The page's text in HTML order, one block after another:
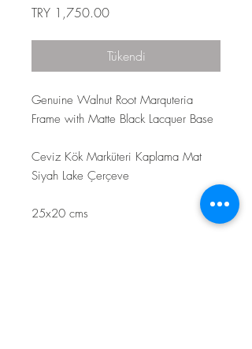
TRY 1,750.00Fiyat
Tükendi
Genuine Walnut Root Marquteria
Frame with Matte Black Lacquer Base
Ceviz Kök Marküteri Kaplama Mat
Siyah Lake Çerçeve
25x20 cms